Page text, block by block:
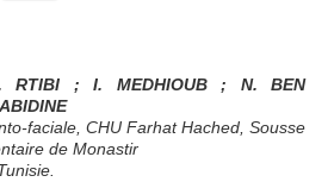
RTIBI ; I. MEDHIOUB ; N. BEN
faciale, CHU Farhat Hached, Sousse
de Monastir